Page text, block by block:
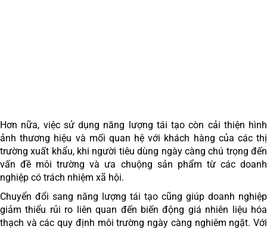
Hơn nữa, việc sử dụng năng lượng tái tạo còn cải thiện hình
ảnh thương hiệu và mối quan hệ với khách hàng của các thị
trường xuất khẩu, khi người tiêu dùng ngày càng chú trọng đến
vấn đề môi trường và ưa chuộng sản phẩm từ các doanh
nghiệp có trách nhiệm xã hội.
Chuyển đổi sang năng lượng tái tạo cũng giúp doanh nghiệp
giảm thiểu rủi ro liên quan đến biến động giá nhiên liệu hóa
thạch và các quy định môi trường ngày càng nghiêm ngặt. Với